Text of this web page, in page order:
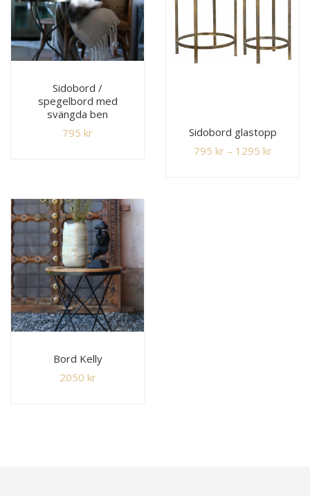
Sidobord /
spegelbord med
svängda ben
795 kr
Sidobord glastopp
795 kr – 1295 kr
Bord Kelly
2050 kr